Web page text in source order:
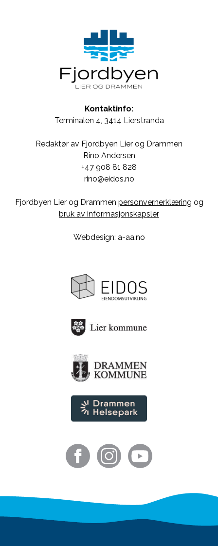
Kontaktinfo:
Terminalen 4, 3414 Lierstranda
Redaktør av Fjordbyen Lier og Drammen
Rino Andersen
+47 908 81 828
rino@eidos.no
Fjordbyen Lier og Drammen personvernerklæring og
bruk av informasjonskapsler
Webdesign: a-aa.no